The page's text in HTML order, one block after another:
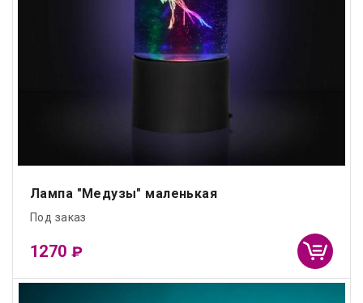
Лампа "Медузы" маленькая
Под заказ
1270₽